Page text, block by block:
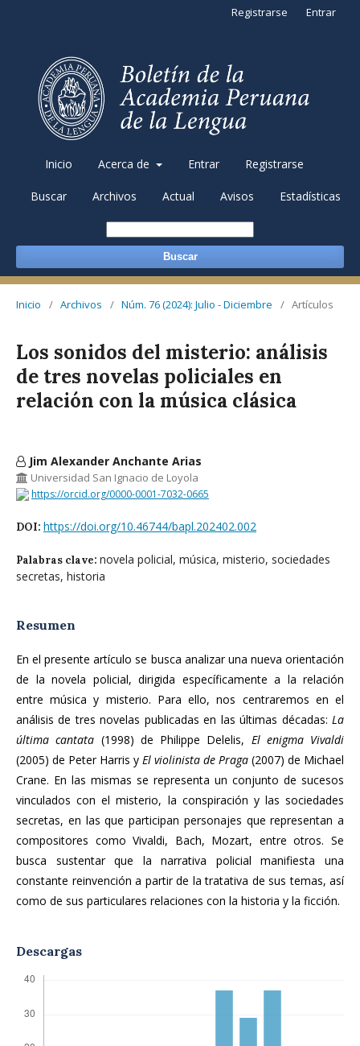
Inicio Acerca de Entrar Registrarse
Buscar Archivos Actual Avisos Estadísticas
Buscar
Registrarse Entrar
Inicio / Archivos / Núm. 76 (2024): Julio - Diciembre / Artículos
Los sonidos del misterio: análisis
de tres novelas policiales en
relación con la música clásica
Jim Alexander Anchante Arias
Universidad San Ignacio de Loyola
https://orcid.org/0000-0001-7032-0665
DOI: https://doi.org/10.46744/bapl.202402.002
Palabras clave: novela policial, música, misterio, sociedades
secretas, historia
Resumen
En el presente artículo se busca analizar una nueva orientación
de la novela policial, dirigida específicamente a la relación
entre música y misterio. Para ello, nos centraremos en el
análisis de tres novelas publicadas en las últimas décadas: La
última cantata (1998) de Philippe Delelis, El enigma Vivaldi
(2005) de Peter Harris y El violinista de Praga (2007) de Michael
Crane. En las mismas se representa un conjunto de sucesos
vinculados con el misterio, la conspiración y las sociedades
secretas, en las que participan personajes que representan a
compositores como Vivaldi, Bach, Mozart, entre otros. Se
busca sustentar que la narrativa policial manifiesta una
constante reinvención a partir de la tratativa de sus temas, así
como de sus particulares relaciones con la historia y la ficción.
Descargas